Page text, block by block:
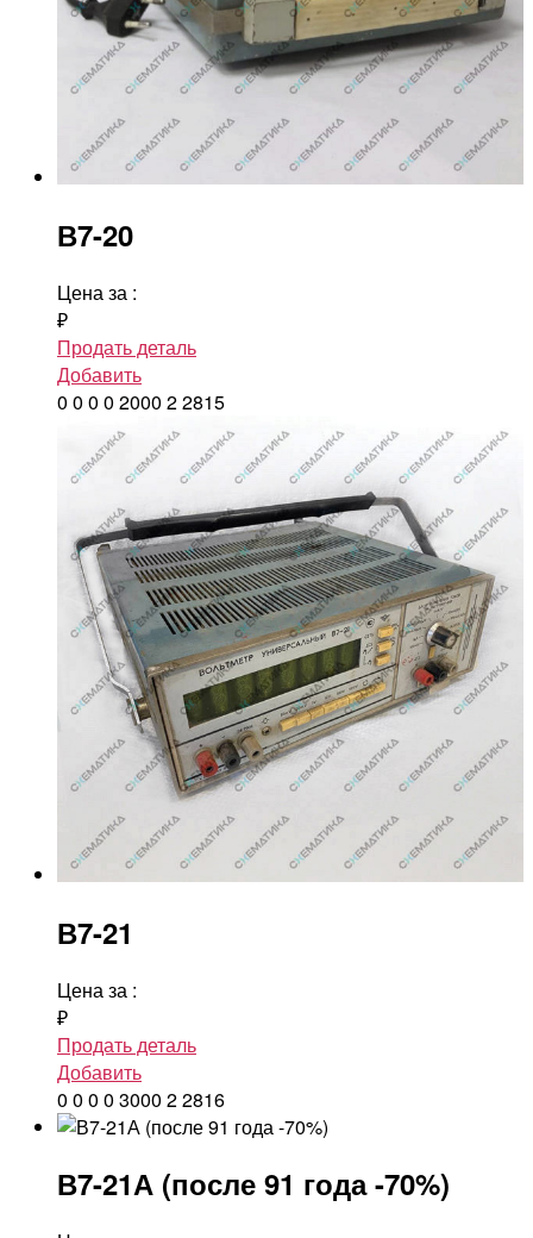
В7-20
Цена за :
₽
Продать деталь
Добавить
0 0 0 0 2000 22815
В7-21
Цена за :
₽
Продать деталь
Добавить
0 0 0 0 3000 22816
В7-21А (после 91 года -70%)